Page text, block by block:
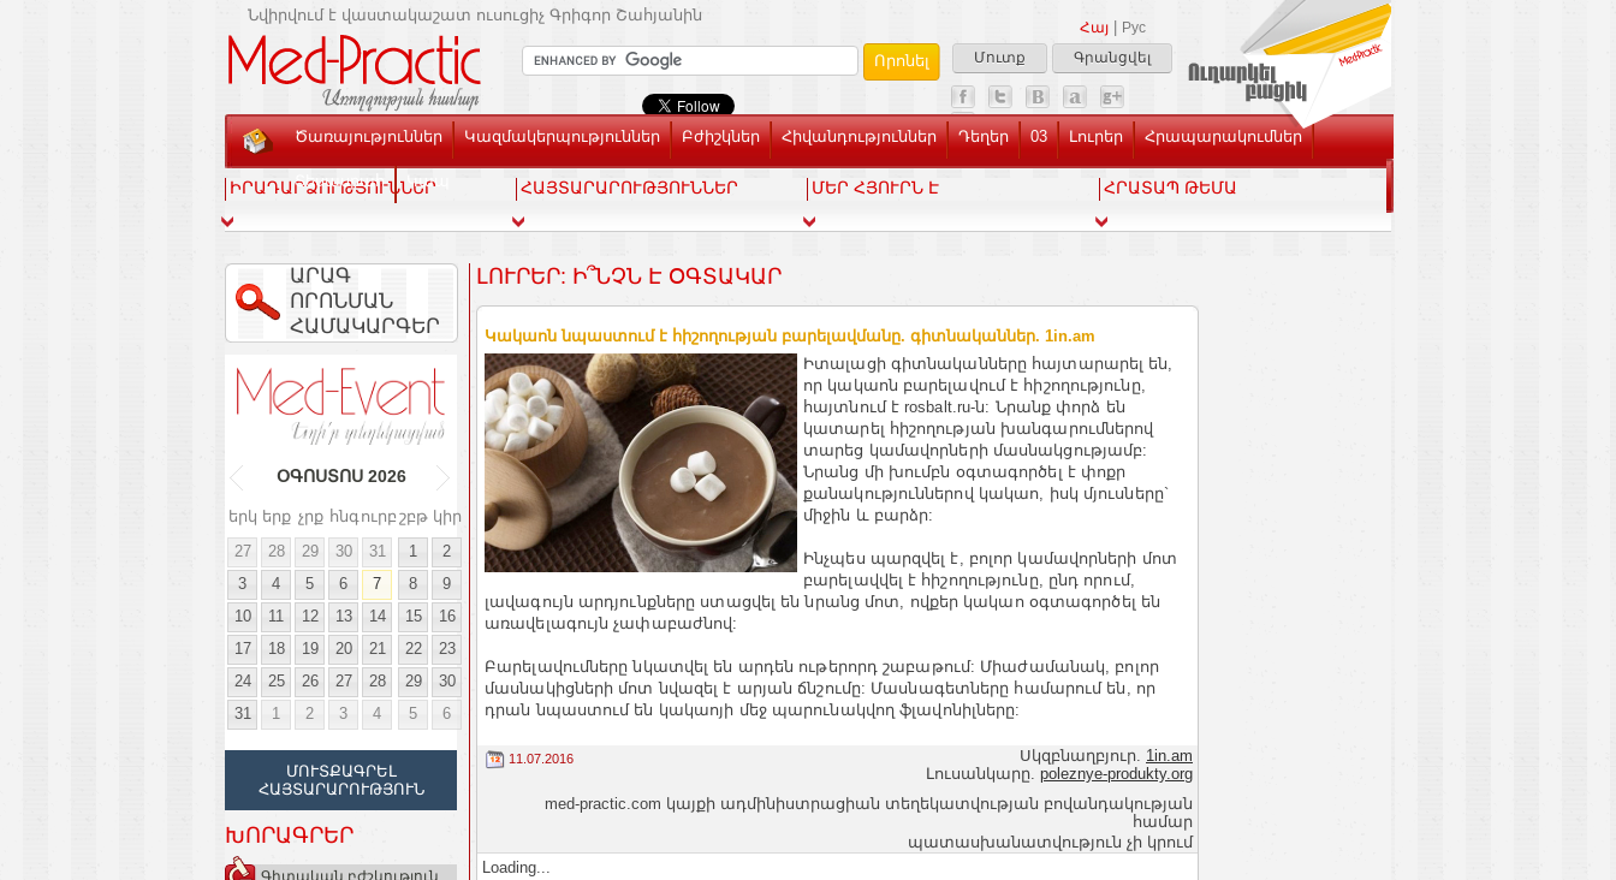
Հայ
Рус
Մուտք
Գրանցվել
Նվիրվում է վաստակաշատ ուսուցիչ Գրիգոր Շահյանին
Ծառայություններ Կազմակերպություններ Բժիշկներ Հիվանդություններ Դեղեր 03 Լուրեր Հրապարակումներ
Տեսասրահ Կապ
ԻՐԱԴԱՐՁՈՒԹՅՈՒՆՆԵՐ ՀԱՅՏԱՐԱՐՈՒԹՅՈՒՆՆԵՐ ՄԵՐ ՀՅՈՒՐՆ Է ՀՐԱՏԱՊ ԹԵՄԱ
ԱՐԱԳ
ՈՐՈՆՄԱՆ
ՀԱՄԱԿԱՐԳԵՐ
ՕԳՈՍՏՈՍ 2026
երկ երք չրք հնգուրբ շբթ կիր
27
28 29 30 31 1
2
3
4 5 6 7 8
9
10
11 12 13 14 15
16
17
18 19 20 21 22
23
24
25 26 27 28 29
30
31
1 2 3 4 5 6
ՄՈՒՏՔԱԳՐԵԼ
ՀԱՅՏԱՐԱՐՈՒԹՅՈՒՆ
ԽՈՐԱԳՐԵՐ
ԼՈՒՐԵՐ: Ի՞ՆՉՆ Է ՕԳՏԱԿԱՐ
Կակաոն նպաստում է հիշողության բարելավմանը. գիտնականներ. 1in.am
Իտալացի գիտնականները հայտարարել են,
որ կակաոն բարելավում է հիշողությունը,
հայտնում է rosbalt.ru-ն: Նրանք փորձ են
կատարել հիշողության խանգարումներով
տարեց կամավորների մասնակցությամբ:
Նրանց մի խումբն օգտագործել է փոքր
քանակություններով կակաո, իսկ մյուսները`
միջին և բարձր:
Ինչպես պարզվել է, բոլոր կամավորների մոտ
բարելավվել է հիշողությունը, ընդ որում,
լավագույն արդյունքները ստացվել են նրանց մոտ, ովքեր կակաո օգտագործել են
առավելագույն չափաբաժնով:
Բարելավումները նկատվել են արդեն ութերորդ շաբաթում: Միաժամանակ, բոլոր
մասնակիցների մոտ նվազել է արյան ճնշումը: Մասնագետները համարում են, որ
դրան նպաստում են կակաոյի մեջ պարունակվող ֆլավոնիլները:
11.07.2016 Սկզբնաղբյուր. 1in.am
Լուսանկարը. poleznye-produkty.org
med-practic.com կայքի ադմինիստրացիան տեղեկատվության բովանդակության
համար
պատասխանատվություն չի կրում
Loading...